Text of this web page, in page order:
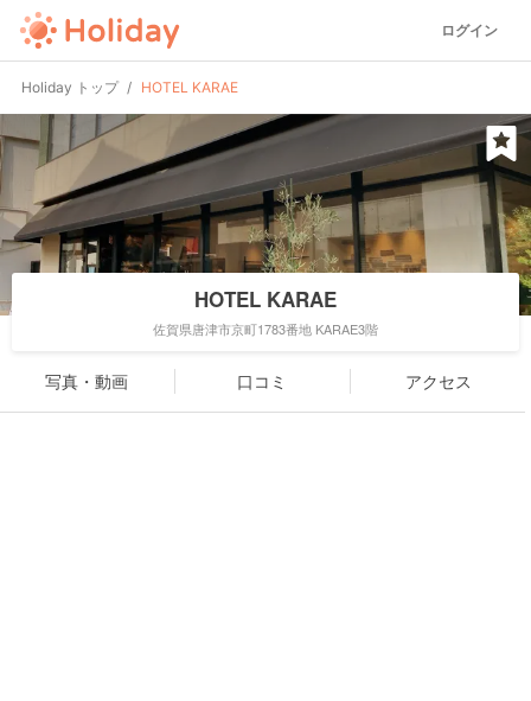
ログイン
Holiday トップ HOTEL KARAE
HOTEL KARAE
佐賀県唐津市京町1783番地 KARAE3階
写真・動画 口コミ アクセス